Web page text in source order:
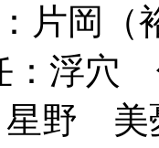
片岡（
：浮穴
星野 美